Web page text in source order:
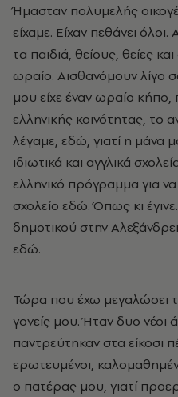
Ήμασταν πολυμελής
είχαμε. Είχαν πεθάνει όλοι.
τα παιδιά, θείους, θείες
ωραίο. Αισθανόμουν λίγο
μου είχε έναν ωραίο κήπο,
ελληνικής κοινότητας, το
λέγαμε, εδώ, γιατί η μάνα
ιδιωτικά και αγγλικά
ελληνικό πρόγραμμα για
σχολείο εδώ. Όπως κι
δημοτικού στην
εδώ.
Τώρα που έχω μεγαλώσει
γονείς μου. Ήταν δυο νέοι
παντρεύτηκαν στα είκοσι
ερωτευμένοι,
ο πατέρας μου, γιατί